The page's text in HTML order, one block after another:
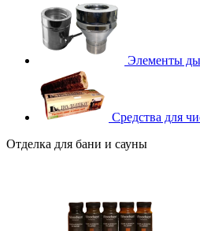
Элементы
Средства для
Отделка для бани и сауны